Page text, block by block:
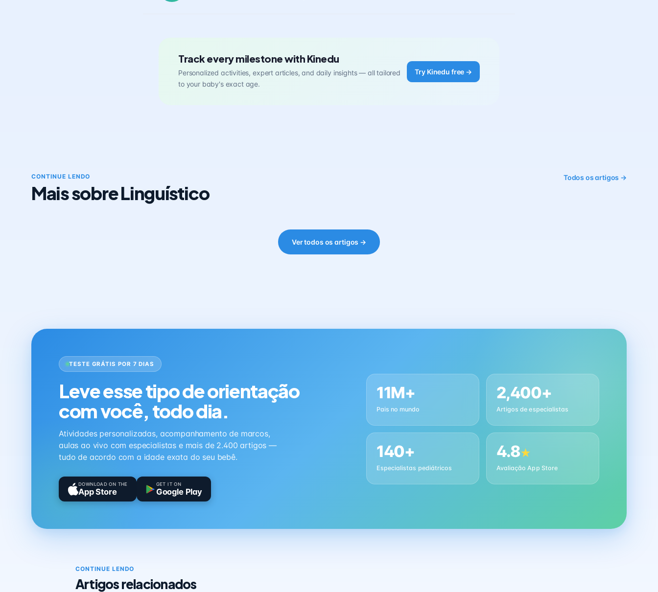
Track every milestone with Kinedu
Personalized activities, expert articles, and daily insights — all tailored
to your baby's exact age.
Try Kinedu free →
CONTINUE LENDO
Mais sobre Linguístico
Todos os artigos →
Ver todos os artigos →
TESTE GRÁTIS POR 7 DIAS
Leve esse tipo de orientação
com você, todo dia.
Atividades personalizadas, acompanhamento de marcos,
aulas ao vivo com especialistas e mais de 2.400 artigos —
tudo de acordo com a idade exata do seu bebê.
DOWNLOAD ON THE
App Store
GET IT ON
Google Play
11M+
Pais no mundo
2,400+
Artigos de especialistas
140+
Especialistas pediátricos
4.8★
Avaliação App Store
CONTINUE LENDO
Artigos relacionados